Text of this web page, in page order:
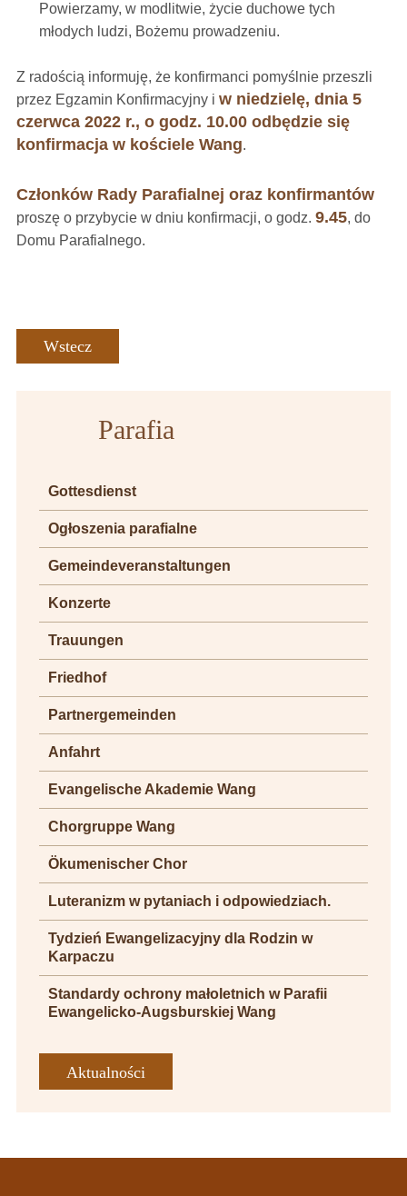
Powierzamy, w modlitwie, życie duchowe tych
młodych ludzi, Bożemu prowadzeniu.
Z radością informuję, że konfirmanci pomyślnie przeszli
przez Egzamin Konfirmacyjny i w niedzielę, dnia 5
czerwca 2022 r., o godz. 10.00 odbędzie się
konfirmacja w kościele Wang.
Członków Rady Parafialnej oraz konfirmantów
proszę o przybycie w dniu konfirmacji, o godz. 9.45, do
Domu Parafialnego.
Wstecz
Parafia
Gottesdienst
Ogłoszenia parafialne
Gemeindeveranstaltungen
Konzerte
Trauungen
Friedhof
Partnergemeinden
Anfahrt
Evangelische Akademie Wang
Chorgruppe Wang
Ökumenischer Chor
Luteranizm w pytaniach i odpowiedziach.
Tydzień Ewangelizacyjny dla Rodzin w
Karpaczu
Standardy ochrony małoletnich w Parafii
Ewangelicko-Augsburskiej Wang
Aktualności